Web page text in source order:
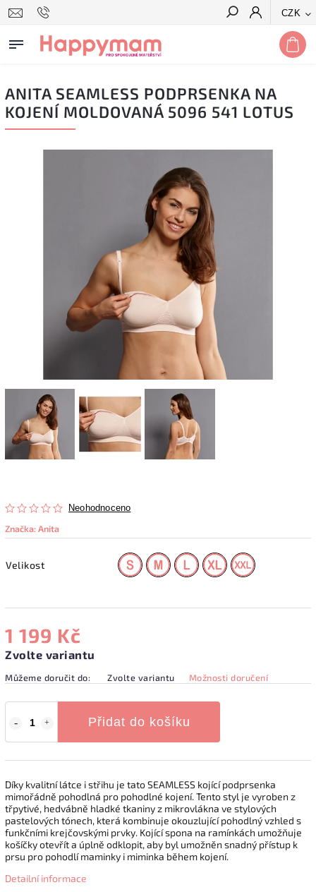
CZK
Hledat
ANITA SEAMLESS PODPRSENKA NA
KOJENÍ MOLDOVANÁ 5096 541 LOTUS
Neohodnoceno
Značka:Anita
Velikost
1 199 Kč
Zvolte variantu
Můžeme doručit do: Zvolte variantu Možnosti doručení
Přidat do košíku
Díky kvalitní látce i střihu je tato SEAMLESS kojící podprsenka
mimořádně pohodlná pro pohodlné kojení. Tento styl je vyroben z
třpytivé, hedvábně hladké tkaniny z mikrovlákna ve stylových
pastelových tónech, která kombinuje okouzlující pohodlný vzhled s
funkčními krejčovskými prvky. Kojící spona na ramínkách umožňuje
košíčky otevřít a úplně odklopit, aby byl umožněn snadný přístup k
prsu pro pohodlí maminky i miminka během kojení.
Detailní informace